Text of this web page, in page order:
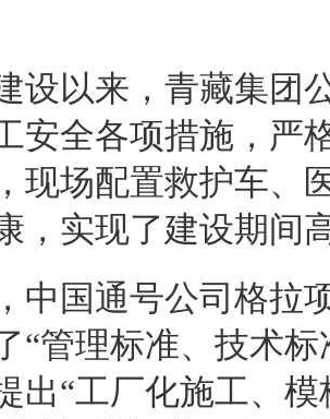
以来，青藏集团公
安全各项措施，严
现场配置救护车、
，实现了建设期间
国通号公司格拉项
“管理标准、技术
出“工厂化施工、